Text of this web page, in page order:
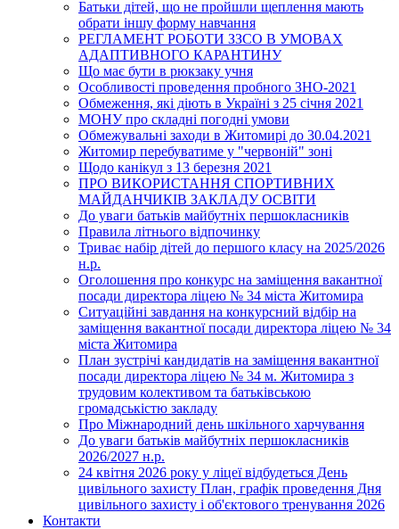
Батьки дітей, що не пройшли щеплення мають
обрати іншу форму навчання
РЕГЛАМЕНТ РОБОТИ ЗЗСО В УМОВАХ
АДАПТИВНОГО КАРАНТИНУ
Що має бути в рюкзаку учня
Особливості проведення пробного ЗНО-2021
Обмеження, які діють в Україні з 25 січня 2021
МОНУ про складні погодні умови
Обмежувальні заходи в Житомирі до 30.04.2021
Житомир перебуватиме у "червоній" зоні
Щодо канікул з 13 березня 2021
ПРО ВИКОРИСТАННЯ СПОРТИВНИХ
МАЙДАНЧИКІВ ЗАКЛАДУ ОСВІТИ
До уваги батьків майбутніх першокласників
Правила літнього відпочинку
Триває набір дітей до першого класу на 2025/2026
н.р.
Оголошення про конкурс на заміщення вакантної
посади директора ліцею № 34 міста Житомира
Ситуаційні завдання на конкурсний відбір на
заміщення вакантної посади директора ліцею № 34
міста Житомира
План зустрічі кандидатів на заміщення вакантної
посади директора ліцею № 34 м. Житомира з
трудовим колективом та батьківською
громадськістю закладу
Про Міжнародний день шкільного харчування
До уваги батьків майбутніх першокласників
2026/2027 н.р.
24 квітня 2026 року у ліцеї відбудеться День
цивільного захисту План, графік проведення Дня
цивільного захисту і об'єктового тренування 2026
Контакти